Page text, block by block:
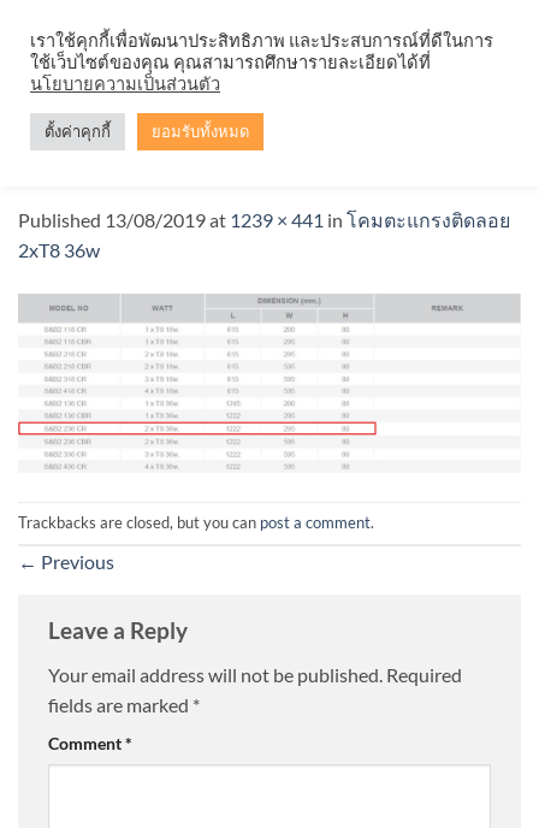
content
Published 13/08/2019at 1239 × 441 in โคมตะแกรงติดลอย
2xT8 36w
Trackbacks are closed, but you can post a comment.
← Previous
Leave a Reply
Your email address will not be published. Required
fields are marked *
Comment*
เราใช้คุกกี้เพื่อพัฒนาประสิทธิภาพ และประสบการณ์ที่ดีในการ
ใช้เว็บไซต์ของคุณ คุณสามารถศึกษารายละเอียดได้ที่
นโยบายความเป็นส่วนตัว
ตั้งค่าคุกกี้ ยอมรับทั้งหมด